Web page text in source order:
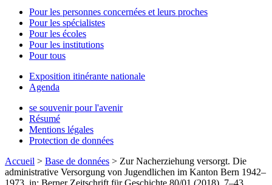
Pour les personnes concernées et leurs proches
Pour les spécialistes
Pour les écoles
Pour les institutions
Pour tous
Exposition itinérante nationale
Agenda
se souvenir pour l'avenir
Résumé
Mentions légales
Protection de données
Accueil > Base de données > Zur Nacherziehung versorgt. Die
administrative Versorgung von Jugendlichen im Kanton Bern 1942–
1973, in: Berner Zeitschrift für Geschichte 80/01 (2018), 7–43.